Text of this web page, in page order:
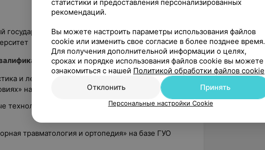
государственный ордена Дружбы народов
и лечение хирургических заболеваний в
на базе ГУО «БелМАПО»
технологии в амбулаторной хирургии» на базе ГУО
травматология и ортопедия» на базе ГУО
статистики и предоставления персонализированных
рекомендаций.
Вы можете настроить параметры использования файлов
cookie или изменить свое согласие в более позднее время.
Для получения дополнительной информации о целях,
сроках и порядке использования файлов cookie вы можете
ознакомиться с нашей Политикой обработки файлов cookie
Отклонить
Принять
Персональные настройки Cookie